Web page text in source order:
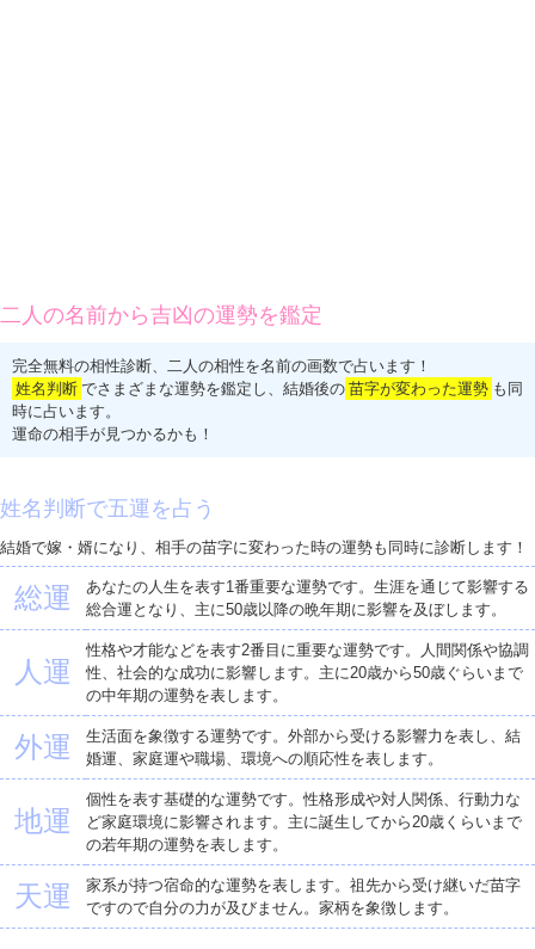
二人の名前から吉凶の運勢を鑑定
完全無料の相性診断、二人の相性を名前の画数で占います！
姓名判断 でさまざまな運勢を鑑定し、結婚後の 苗字が変わった運勢 も同
時に占います。
運命の相手が見つかるかも！
姓名判断で五運を占う
結婚で嫁・婿になり、相手の苗字に変わった時の運勢も同時に診断します！
総運
あなたの人生を表す1番重要な運勢です。生涯を通じて影響する
総合運となり、主に50歳以降の晩年期に影響を及ぼします。
人運
性格や才能などを表す2番目に重要な運勢です。人間関係や協調
性、社会的な成功に影響します。主に20歳から50歳ぐらいまで
の中年期の運勢を表します。
外運
生活面を象徴する運勢です。外部から受ける影響力を表し、結
婚運、家庭運や職場、環境への順応性を表します。
地運
個性を表す基礎的な運勢です。性格形成や対人関係、行動力な
ど家庭環境に影響されます。主に誕生してから20歳くらいまで
の若年期の運勢を表します。
天運
家系が持つ宿命的な運勢を表します。祖先から受け継いだ苗字
ですので自分の力が及びません。家柄を象徴します。